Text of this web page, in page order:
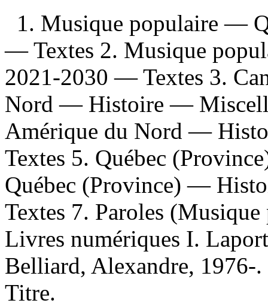
1. Musique populaire —
— Textes 2. Musique
2021-2030 — Textes 3.
Nord — Histoire —
Amérique du Nord —
Textes 5. Québec
Québec (Province) —
Textes 7. Paroles
Livres numériques I.
Belliard, Alexandre, 1976-
Titre.